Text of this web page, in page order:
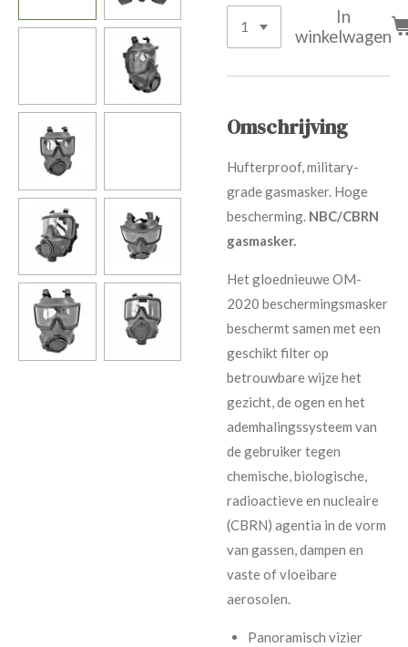
In
winkelwagen
Omschrijving
Hufterproof, military-
grade gasmasker. Hoge
bescherming. NBC/CBRN
gasmasker.
Het gloednieuwe OM-
2020 beschermingsmasker
beschermt samen met een
geschikt filter op
betrouwbare wijze het
gezicht, de ogen en het
ademhalingssysteem van
de gebruiker tegen
chemische, biologische,
radioactieve en nucleaire
(CBRN) agentia in de vorm
van gassen, dampen en
vaste of vloeibare
aerosolen.
Panoramisch vizier